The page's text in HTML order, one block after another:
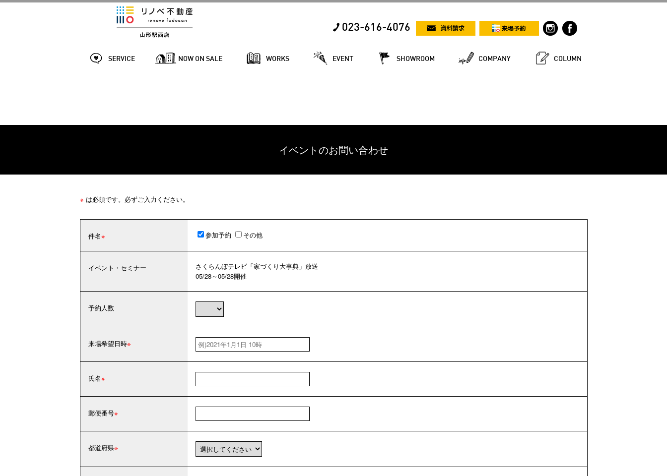
023-616-4076
SERVICE NOW ON SALE WORKS EVENT SHOWROOM COMPANY COLUMN
イベントのお問い合わせ
※ は必須です。必ずご入力ください。
件名 参加予約 その他
イベント・セミナー
さくらんぼテレビ「家づくり大事典」放送
05/28～05/28開催
予約人数
来場希望日時
氏名
郵便番号
都道府県